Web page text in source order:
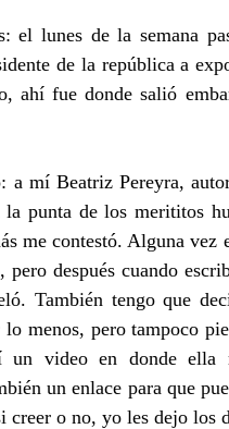
el lunes de la semana
de la república a
ahí fue donde salió
a mí Beatriz Pereyra,
la punta de los merititos
me contestó. Alguna
después cuando
También tengo que
menos, pero tampoco
video en donde ella
un enlace para que
creer o no, yo les dejo los